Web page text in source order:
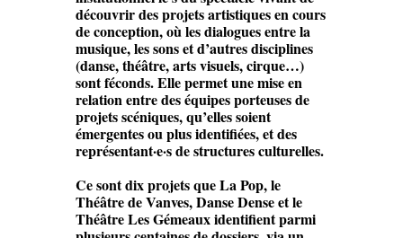
découvrir des projets artistiques en cours
de conception, où les dialogues entre la
musique, les sons et d’autres disciplines
(danse, théâtre, arts visuels, cirque…)
sont féconds. Elle permet une mise en
relation entre des équipes porteuses de
projets scéniques, qu’elles soient
émergentes ou plus identifiées, et des
représentant·e·s de structures culturelles.
Ce sont dix projets que La Pop, le
Théâtre de Vanves, Danse Dense et le
Théâtre Les Gémeaux identifient parmi